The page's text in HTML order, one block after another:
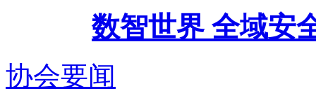
数智世界 全域安
协会要闻